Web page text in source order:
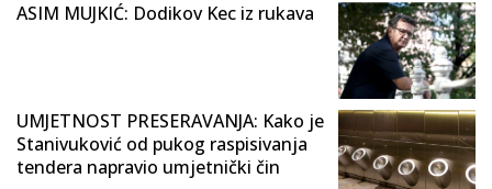
ASIM MUJKIĆ: Dodikov Kec iz rukava
UMJETNOST PRESERAVANJA: Kako je
Stanivuković od pukog raspisivanja
tendera napravio umjetnički čin